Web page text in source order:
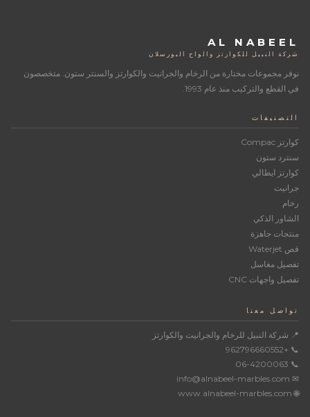
AL NABEEL
شركة النبيل للكوارتز والواح البورسلان
نوفر مجموعات مختارة من الرخام والجرانيت والكوارتز والسنتر ستون. متخصصون
في القطع والتركيب منذ عام 1993.
التصنيفات
كوارتز Compac
سنترد ستون
كوارتز ايطالي
جرانيت
رخام
الشاور الذكي
منتجات جاهزة
قص Waterjet
تفصيل مغاسل
تفصيل واجهات CNC
تواصل معنا
📍 شركة النبيل للرخام والجرانيت والكوارتز
📞 +962796660552
📞 06-4200063
✉ info@alnabeel-marbles.com
🌐 www.alnabeel-marbles.com